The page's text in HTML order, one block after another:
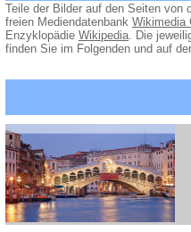
Teile der Bilder auf den Seiten von
freien Mediendatenbank Wikimedia
Enzyklopädie Wikipedia . Die
finden Sie im Folgenden und auf